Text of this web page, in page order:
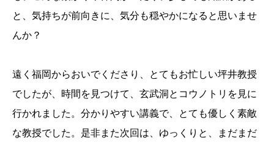
と、気持ちが前向きに、気分も穏やかになると思いませ
んか？
遠く福岡からおいでくださり、とてもお忙しい坪井教授
でしたが、時間を見つけて、玄武洞とコウノトリを見に
行かれました。分かりやすい講義で、とても優しく素敵
な教授でした。是非また次回は、ゆっくりと、まだまだ